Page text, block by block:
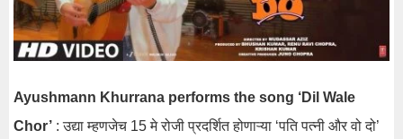
Ayushmann Khurrana performs the song ‘Dil Wale
Chor’ : उद्या म्हणजेच 15 मे रोजी प्रदर्शित होणाऱ्या ‘पति पत्नी और वो दो’